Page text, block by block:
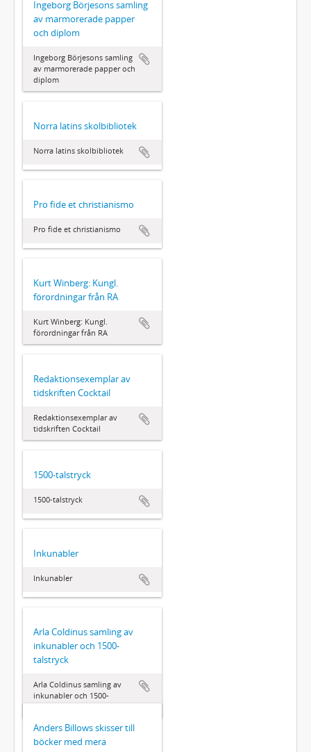
Ingeborg Börjesons samling
av marmorerade papper
och diplom
Ingeborg Börjesons samling
av marmorerade papper och
diplom
Norra latins skolbibliotek
Norra latins skolbibliotek
Pro fide et christianismo
Pro fide et christianismo
Kurt Winberg: Kungl.
förordningar från RA
Kurt Winberg: Kungl.
förordningar från RA
Redaktionsexemplar av
tidskriften Cocktail
Redaktionsexemplar av
tidskriften Cocktail
1500-talstryck
1500-talstryck
Inkunabler
Inkunabler
Arla Coldinus samling av
inkunabler och 1500-
talstryck
Arla Coldinus samling av
inkunabler och 1500-
talstryck
Anders Billows skisser till
böcker med mera